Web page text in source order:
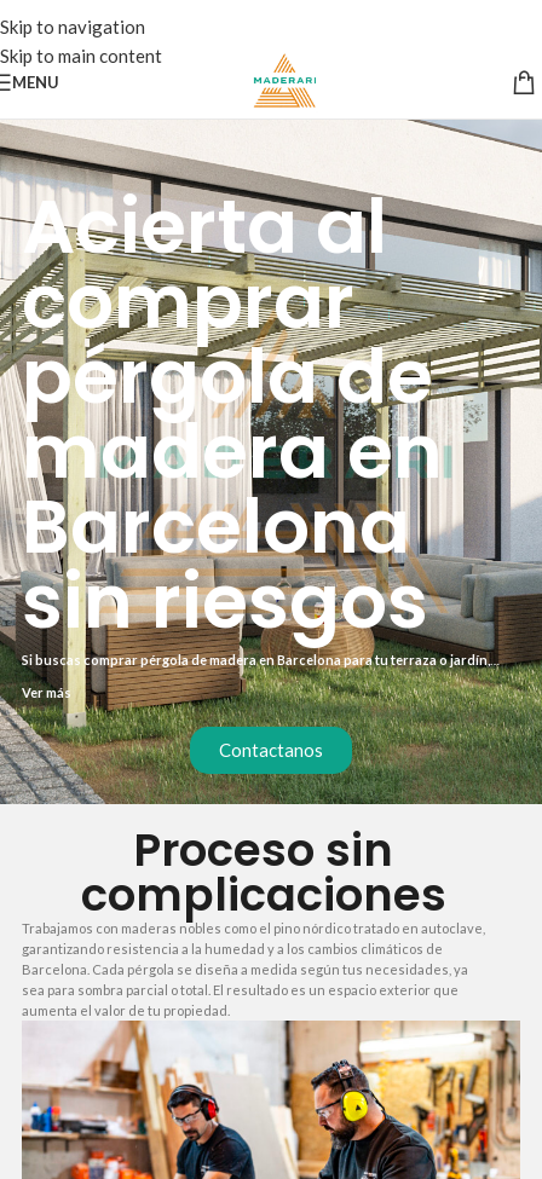
Skip to navigation
Skip to main content
MENU
Acierta al
comprar
pérgola de
madera en
Barcelona
sin riesgos
Si buscas comprar pérgola de madera en Barcelona para tu terraza o jardín,
necesitas un proceso claro y sin demoras. Muchos proyectos se alargan por
falta de coordinación o materiales de baja calidad. Nosotros te ofrecemos un
servicio integral que incluye medición, fabricación y montaje en menos de 15
días.
Ver más
Contactanos
Proceso sin
complicaciones
Trabajamos con maderas nobles como el pino nórdico tratado en autoclave,
garantizando resistencia a la humedad y a los cambios climáticos de
Barcelona. Cada pérgola se diseña a medida según tus necesidades, ya
sea para sombra parcial o total. El resultado es un espacio exterior que
aumenta el valor de tu propiedad.